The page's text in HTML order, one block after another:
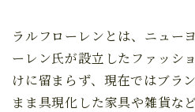
ラルフローレンとは、ニュー
ーレン氏が設立したファッシ
けに留まらず、現在ではブラ
まま具現化した家具や雑貨な